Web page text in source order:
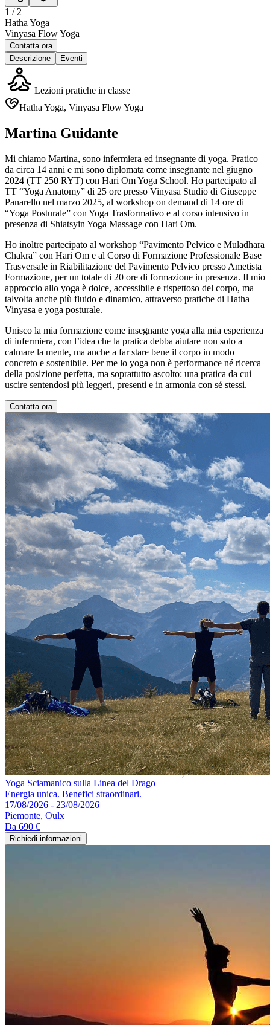
1 / 2
Hatha Yoga
Vinyasa Flow Yoga
Contatta ora
Descrizione
Eventi
Lezioni pratiche in classe
Hatha Yoga, Vinyasa Flow Yoga
Martina Guidante
Mi chiamo Martina, sono infermiera ed insegnante di yoga. Pratico
da circa 14 anni e mi sono diplomata come insegnante nel giugno
2024 (TT 250 RYT) con Hari Om Yoga School. Ho partecipato al
TT “Yoga Anatomy” di 25 ore presso Vinyasa Studio di Giuseppe
Panarello nel marzo 2025, al workshop on demand di 14 ore di
“Yoga Posturale” con Yoga Trasformativo e al corso intensivo in
presenza di Shiatsyin Yoga Massage con Hari Om.
Ho inoltre partecipato al workshop “Pavimento Pelvico e Muladhara
Chakra” con Hari Om e al Corso di Formazione Professionale Base
Trasversale in Riabilitazione del Pavimento Pelvico presso Ametista
Formazione, per un totale di 20 ore di formazione in presenza. Il mio
approccio allo yoga è dolce, accessibile e rispettoso del corpo, ma
talvolta anche più fluido e dinamico, attraverso pratiche di Hatha
Vinyasa e yoga posturale.
Unisco la mia formazione come insegnante yoga alla mia esperienza
di infermiera, con l’idea che la pratica debba aiutare non solo a
calmare la mente, ma anche a far stare bene il corpo in modo
concreto e sostenibile. Per me lo yoga non è performance né ricerca
della posizione perfetta, ma soprattutto ascolto: una pratica da cui
uscire sentendosi più leggeri, presenti e in armonia con sé stessi.
Contatta ora
Yoga Sciamanico sulla Linea del Drago
Energia unica. Benefici straordinari.
17/08/2026 - 23/08/2026
Piemonte, Oulx
Da 690 €
Richiedi informazioni